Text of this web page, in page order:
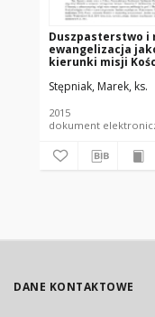
Duszpasterstwo i
ewangelizacja
kierunki misji
Perspektywa
socjologiczna
Stępniak, Marek, ks.
2015
DANE KONTAKTOWE